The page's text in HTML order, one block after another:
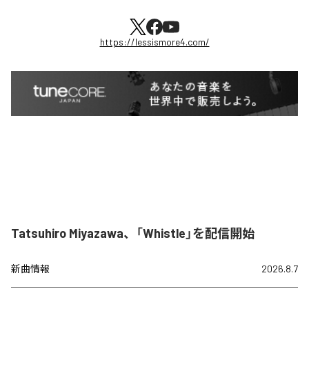
https://lessismore4.com/
Tatsuhiro Miyazawa、「Whistle」を配信開始
新曲情報 2026.8.7